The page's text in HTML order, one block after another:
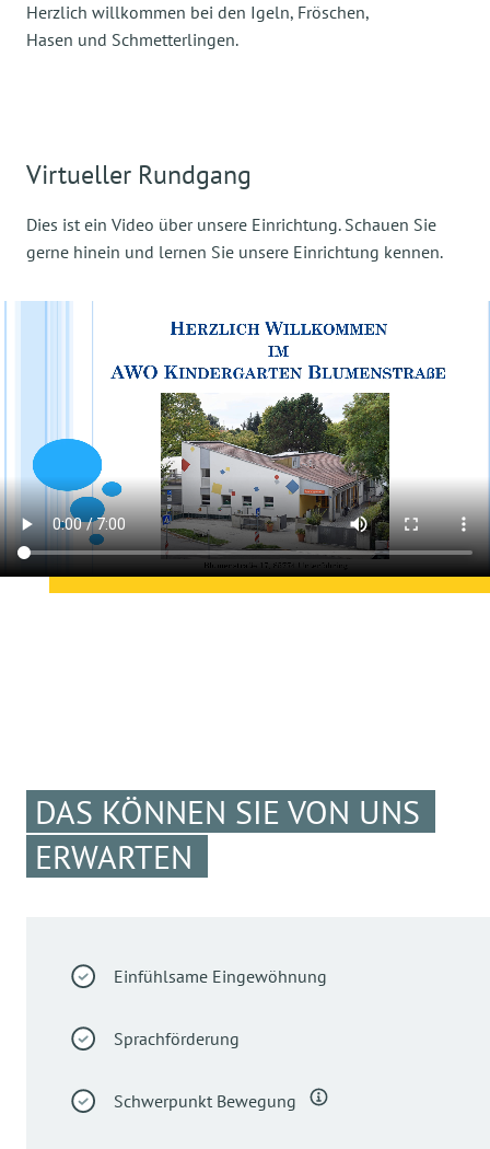
Herzlich willkommen bei den Igeln, Fröschen,
Hasen und Schmetterlingen.
Virtueller Rundgang
Dies ist ein Video über unsere Einrichtung. Schauen Sie
gerne hinein und lernen Sie unsere Einrichtung kennen.
DAS KÖNNEN SIE VON UNS
ERWARTEN
Einfühlsame Eingewöhnung
Sprachförderung
Schwerpunkt Bewegung